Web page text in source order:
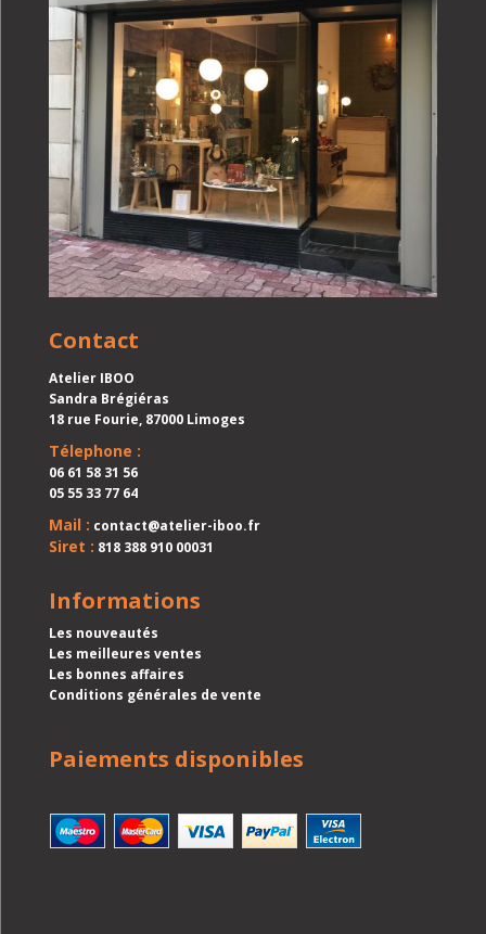
Contact
Atelier IBOO
Sandra Brégiéras
18 rue Fourie, 87000 Limoges
Télephone :
06 61 58 31 56
05 55 33 77 64
Mail : contact@atelier-iboo.fr
Siret : 818 388 910 00031
Informations
Les nouveautés
Les meilleures ventes
Les bonnes affaires
Conditions générales de vente
Paiements disponibles